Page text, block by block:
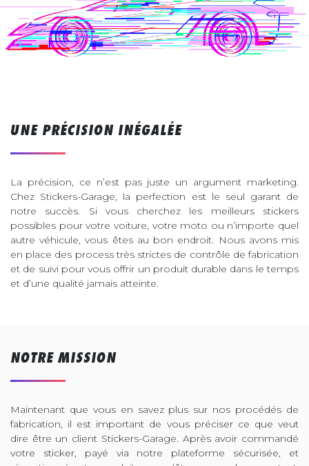
UNE PRÉCISION INÉGALÉE
La précision, ce n’est pas juste un argument marketing.
Chez Stickers-Garage, la perfection est le seul garant de
notre succès. Si vous cherchez les meilleurs stickers
possibles pour votre voiture, votre moto ou n’importe quel
autre véhicule, vous êtes au bon endroit. Nous avons mis
en place des process très strictes de contrôle de fabrication
et de suivi pour vous offrir un produit durable dans le temps
et d’une qualité jamais atteinte.
NOTRE MISSION
Maintenant que vous en savez plus sur nos procédés de
fabrication, il est important de vous préciser ce que veut
dire être un client Stickers-Garage. Après avoir commandé
votre sticker, payé via notre plateforme sécurisée, et